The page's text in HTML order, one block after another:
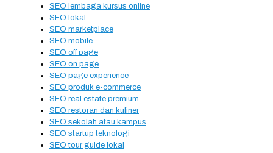
SEO lembaga kursus online
SEO lokal
SEO marketplace
SEO mobile
SEO off page
SEO on page
SEO page experience
SEO produk e-commerce
SEO real estate premium
SEO restoran dan kuliner
SEO sekolah atau kampus
SEO startup teknologi
SEO tour guide lokal